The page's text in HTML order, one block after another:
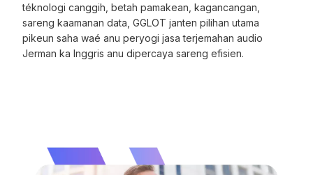
téknologi canggih, betah pamakean, kagancangan,
sareng kaamanan data, GGLOT janten pilihan utama
pikeun saha waé anu peryogi jasa terjemahan audio
Jerman ka Inggris anu dipercaya sareng efisien.